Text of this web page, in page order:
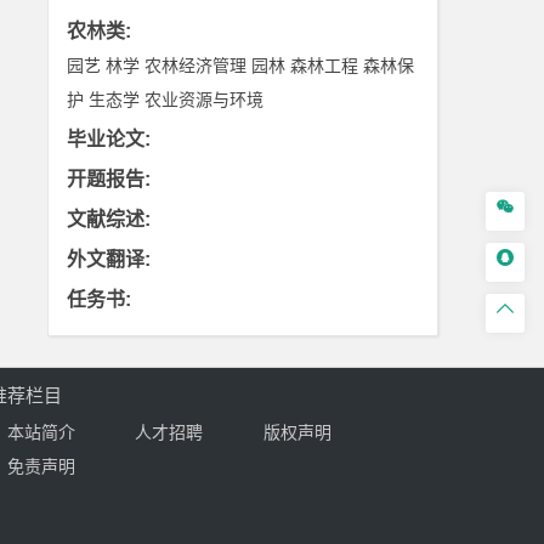
农林类:
园艺 林学 农林经济管理 园林 森林工程 森林保
护 生态学 农业资源与环境
毕业论文:
开题报告:
文献综述:
外文翻译:
任务书:



荐栏目
本站简介 人才招聘
版权声明
免责声明